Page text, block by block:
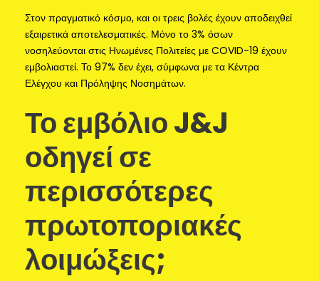
Στον πραγματικό κόσμο, και οι τρεις βολές έχουν αποδειχθεί
εξαιρετικά αποτελεσματικές. Μόνο το 3% όσων
νοσηλεύονται στις Ηνωμένες Πολιτείες με COVID-19 έχουν
εμβολιαστεί. Το 97% δεν έχει, σύμφωνα με τα Κέντρα
Ελέγχου και Πρόληψης Νοσημάτων.
Το εμβόλιο J&J
οδηγεί σε
περισσότερες
πρωτοποριακές
λοιμώξεις;